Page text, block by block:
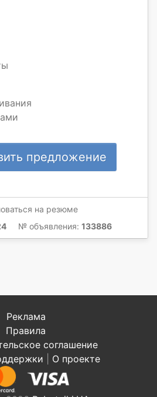
предложение
на резюме
№ объявления: 133886
Реклама
Правила
соглашение
О проекте